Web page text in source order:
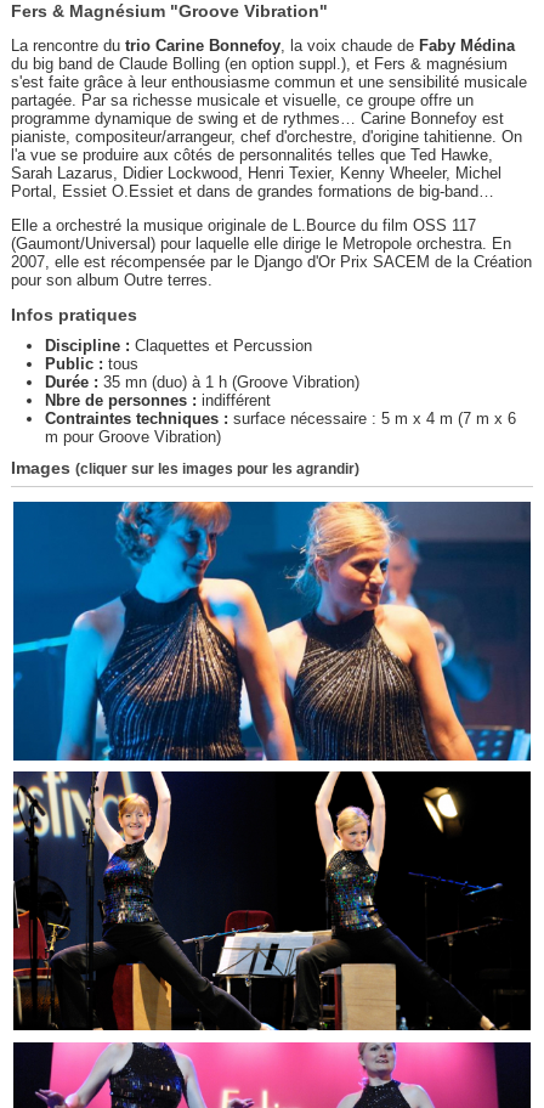
Fers & Magnésium "Groove Vibration"
La rencontre du trio Carine Bonnefoy, la voix chaude de Faby Médina
du big band de Claude Bolling (en option suppl.), et Fers & magnésium
s'est faite grâce à leur enthousiasme commun et une sensibilité musicale
partagée. Par sa richesse musicale et visuelle, ce groupe offre un
programme dynamique de swing et de rythmes… Carine Bonnefoy est
pianiste, compositeur/arrangeur, chef d'orchestre, d'origine tahitienne. On
l'a vue se produire aux côtés de personnalités telles que Ted Hawke,
Sarah Lazarus, Didier Lockwood, Henri Texier, Kenny Wheeler, Michel
Portal, Essiet O.Essiet et dans de grandes formations de big-band…
Elle a orchestré la musique originale de L.Bource du film OSS 117
(Gaumont/Universal) pour laquelle elle dirige le Metropole orchestra. En
2007, elle est récompensée par le Django d'Or Prix SACEM de la Création
pour son album Outre terres.
Infos pratiques
Discipline : Claquettes et Percussion
Public : tous
Durée : 35 mn (duo) à 1 h (Groove Vibration)
Nbre de personnes : indifférent
Contraintes techniques : surface nécessaire : 5 m x 4 m (7 m x 6
m pour Groove Vibration)
Images (cliquer sur les images pour les agrandir)